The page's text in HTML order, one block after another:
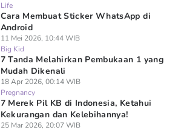
Life
Cara Membuat Sticker WhatsApp di
Android
11 Mei 2026, 10:44 WIB
Big Kid
7 Tanda Melahirkan Pembukaan 1 yang
Mudah Dikenali
18 Apr 2026, 00:14 WIB
Pregnancy
7 Merek Pil KB di Indonesia, Ketahui
Kekurangan dan Kelebihannya!
25 Mar 2026, 20:07 WIB